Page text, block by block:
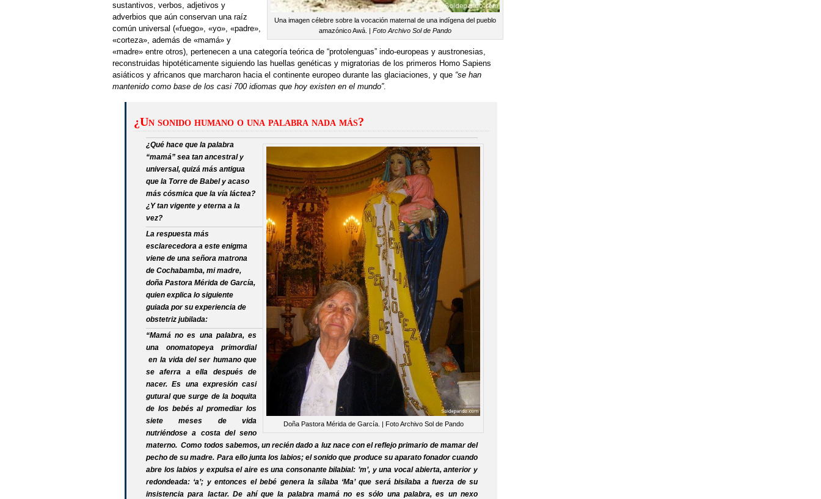
Una imagen célebre sobre la vocación maternal de una indígena del pueblo
amazónico Awá. | Foto Archivo Sol de Pando
sustantivos, verbos, adjetivos y
adverbios que aún conservan una raíz
común universal («fuego», «yo», «padre»,
«corteza», además de «mamá» y
«madre» entre otros), pertenecen a una categoría teórica de “protolenguas” indo-europeas y austronesias,
reconstruidas hipotéticamente siguiendo las huellas genéticas y migratorias de los primeros Homo Sapiens
asiáticos y africanos que marcharon hacia el continente europeo durante las glaciaciones, y que “se han
mantenido como base de los casi 700 idiomas que hoy existen en el mundo”.
¿Un sonido humano o una palabra nada más?
Doña Pastora Mérida de García. | Foto Archivo Sol de Pando
¿Qué hace que la palabra
“mamá” sea tan ancestral y
universal, quizá más antigua
que la Torre de Babel y acaso
más cósmica que la vía láctea?
¿Y tan vigente y eterna a la
vez?
La respuesta más
esclarecedora a este enigma
viene de una señora matrona
de Cochabamba, mi madre,
doña Pastora Mérida de García,
quien explica lo siguiente
guiada por su experiencia de
obstetriz jubilada:
“Mamá no es una palabra, es
una onomatopeya primordial
en la vida del ser humano que
se aferra a ella después de
nacer. Es una expresión casi
gutural que surge de la boquita
de los bebés al promediar los
siete meses de vida
nutriéndose a costa del seno
materno. Como todos sabemos, un recién dado a luz nace con el reflejo primario de mamar del
pecho de su madre. Para ello junta los labios; el sonido que produce su aparato fonador cuando
abre los labios y expulsa el aire es una consonante bilabial: ’m’, y una vocal abierta, anterior y
redondeada: ‘a’; y entonces el bebé genera la sílaba ‘Ma’ que será bisílaba a fuerza de su
insistencia para lactar. De ahí que la palabra mamá no es sólo una palabra, es un nexo